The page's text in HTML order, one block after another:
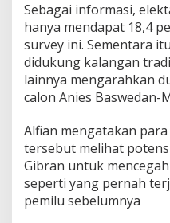
r
A
n
j
o
k
u
r
n
D
Sebagai informasi,
hanya mendapat 18,4
survey ini. Sementara
didukung kalangan
lainnya mengarahkan
calon Anies Baswedan-
Alfian mengatakan
tersebut melihat
Gibran untuk
seperti yang pernah
pemilu sebelumnya